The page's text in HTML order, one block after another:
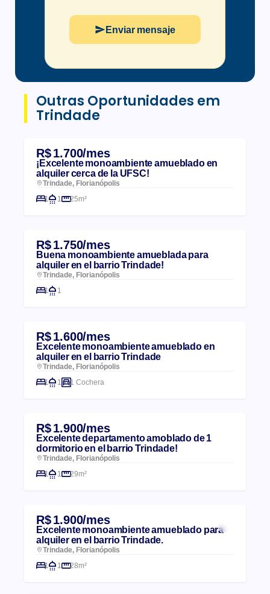
Enviar mensaje
Outras Oportunidades em
Trindade
R$ 1.700/mes
¡Excelente monoambiente amueblado en
alquiler cerca de la UFSC!
Trindade, Florianópolis
1
1 25m²
R$ 1.750/mes
Buena monoambiente amueblada para
alquiler en el barrio Trindade!
Trindade, Florianópolis
1
1
R$ 1.600/mes
Excelente monoambiente amueblado en
alquiler en el barrio Trindade
Trindade, Florianópolis
1
1 1 Cochera
R$ 1.900/mes
Excelente departamento amoblado de 1
dormitorio en el barrio Trindade!
Trindade, Florianópolis
1
1 29m²
R$ 1.900/mes
Excelente monoambiente amueblado para
alquiler en el barrio Trindade.
Trindade, Florianópolis
1
1 28m²